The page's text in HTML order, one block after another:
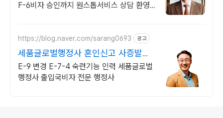
F-6비자 승인까지 원스톱서비스 상담 환영
https://blog.naver.com/sarang0693 광고
세품글로벌행정사 혼인신고 사증발급
전문
E-9 변경 E-7-4 숙련기능 인력 세품글로벌
행정사 출입국비자 전문 행정사